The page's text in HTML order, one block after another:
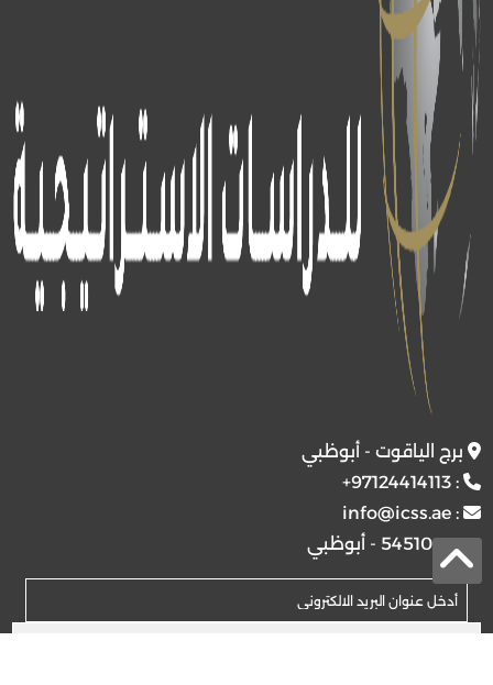
برج الياقوت - أبوظبي
:
+97124414113
:
info@icss.ae
ص.ب54510 - أبوظبي